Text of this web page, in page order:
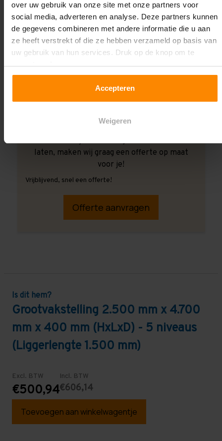
over uw gebruik van onze site met onze partners voor
social media, adverteren en analyse. Deze partners kunnen
de gegevens combineren met andere informatie die u aan
ze heeft verstrekt of die ze hebben verzameld op basis van
uw gebruik van hun services. Druk op de knop om te
accepteren!
Accepteren
Weigeren
Ook wanneer je de montage aan ons over wilt
laten, maken wij graag een offerte op maat
voor je!
Vrijblijvend, snel een offerte!
Offerte aanvragen
Is dit hem?
Grootvakstelling 2.500 mm x 4.700
mm x 400 mm (HxLxD) - 5 niveaus
(Liggerlengte 1.500 mm)
Excl. BTW
€500,94
Incl. BTW
€606,14
Toevoegen aan winkelwagentje